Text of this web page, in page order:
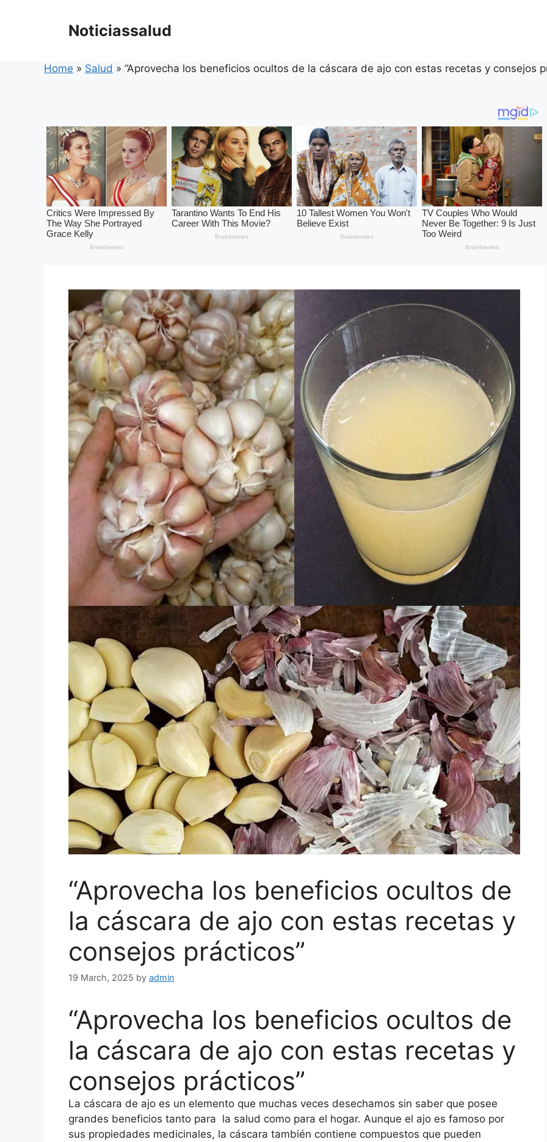
Noticiassalud
Home » Salud » “Aprovecha los beneficios ocultos de la cáscara de ajo con estas recetas y consejos
“Aprovecha los beneficios ocultos de
la cáscara de ajo con estas recetas y
consejos prácticos”
19 March, 2025 by admin
“Aprovecha los beneficios ocultos de
la cáscara de ajo con estas recetas y
consejos prácticos”
La cáscara de ajo es un elemento que muchas veces desechamos sin saber que posee
grandes beneficios tanto para la salud como para el hogar. Aunque el ajo es famoso por
sus propiedades medicinales, la cáscara también contiene compuestos que pueden